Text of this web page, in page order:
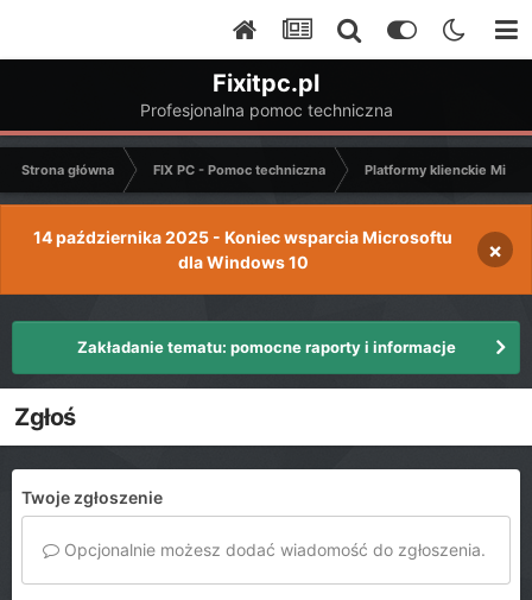
Fixitpc.pl
Profesjonalna pomoc techniczna
Strona główna FIX PC - Pomoc techniczna Platformy klienckie
14 października 2025 - Koniec wsparcia Microsoftu
dla Windows 10
×
Zakładanie tematu: pomocne raporty i informacje
Zgłoś
Twoje zgłoszenie
Opcjonalnie możesz dodać wiadomość do zgłoszenia.